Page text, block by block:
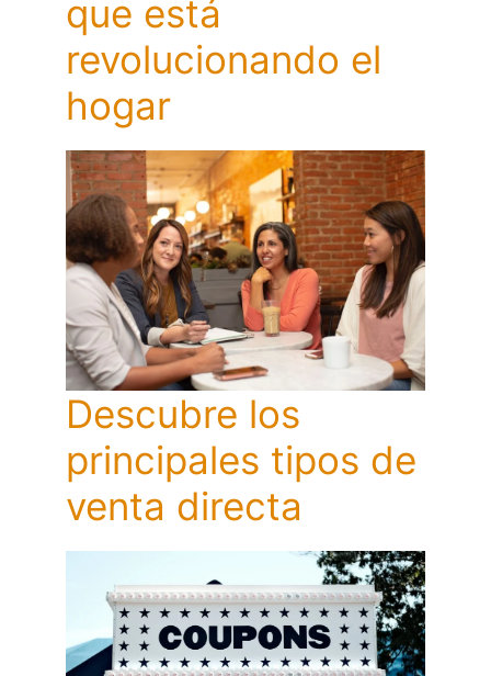
que está
revolucionando el
hogar
Descubre los
principales tipos de
venta directa